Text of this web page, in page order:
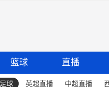
篮球 直播
足球 英超直播 中超直播